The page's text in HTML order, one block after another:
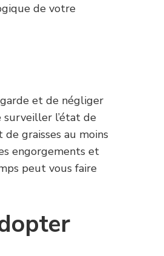
de votre
et de négliger
l’état de
graisses au moins
engorgements et
peut vous faire